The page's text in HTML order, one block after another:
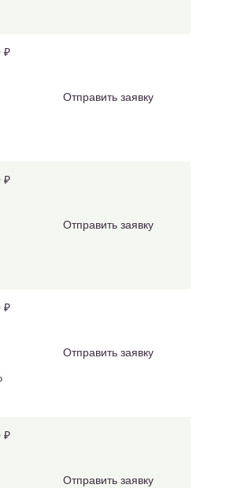
₽
Отправить заявку
₽
Отправить заявку
₽
Отправить заявку
₽
Отправить заявку